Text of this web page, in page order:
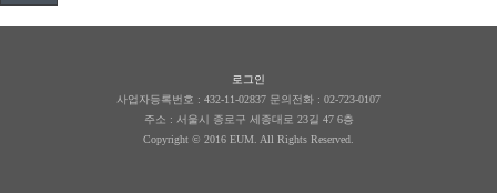
로그인
사업자등록번호 : 432-11-02837 문의전화 : 02-723-0107
주소 : 서울시 종로구 세종대로 23길 47 6층
Copyright © 2016 EUM. All Rights Reserved.